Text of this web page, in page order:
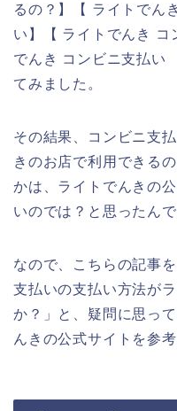
るの？】【 ライトで
い】【 ライトでんき コ
でんき コンビニ支払い
てみました。
その結果、コンビニ支
きのお店で利用できる
かは、ライトでんきの
いのでは？と思ったんで
なので、こちらの記事
支払いの支払い方法が
か？」と、疑問に思っ
んきの公式サイトを参